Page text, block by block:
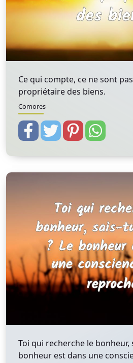
Ce qui compte, ce ne sont
propriétaire des biens.
Comores
Toi qui recherche le bonheur,
bonheur est dans une